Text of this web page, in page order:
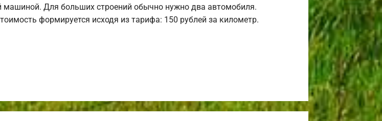
Для больших строений обычно нужно два автомобиля.
формируется исходя из тарифа: 150 рублей за километр.